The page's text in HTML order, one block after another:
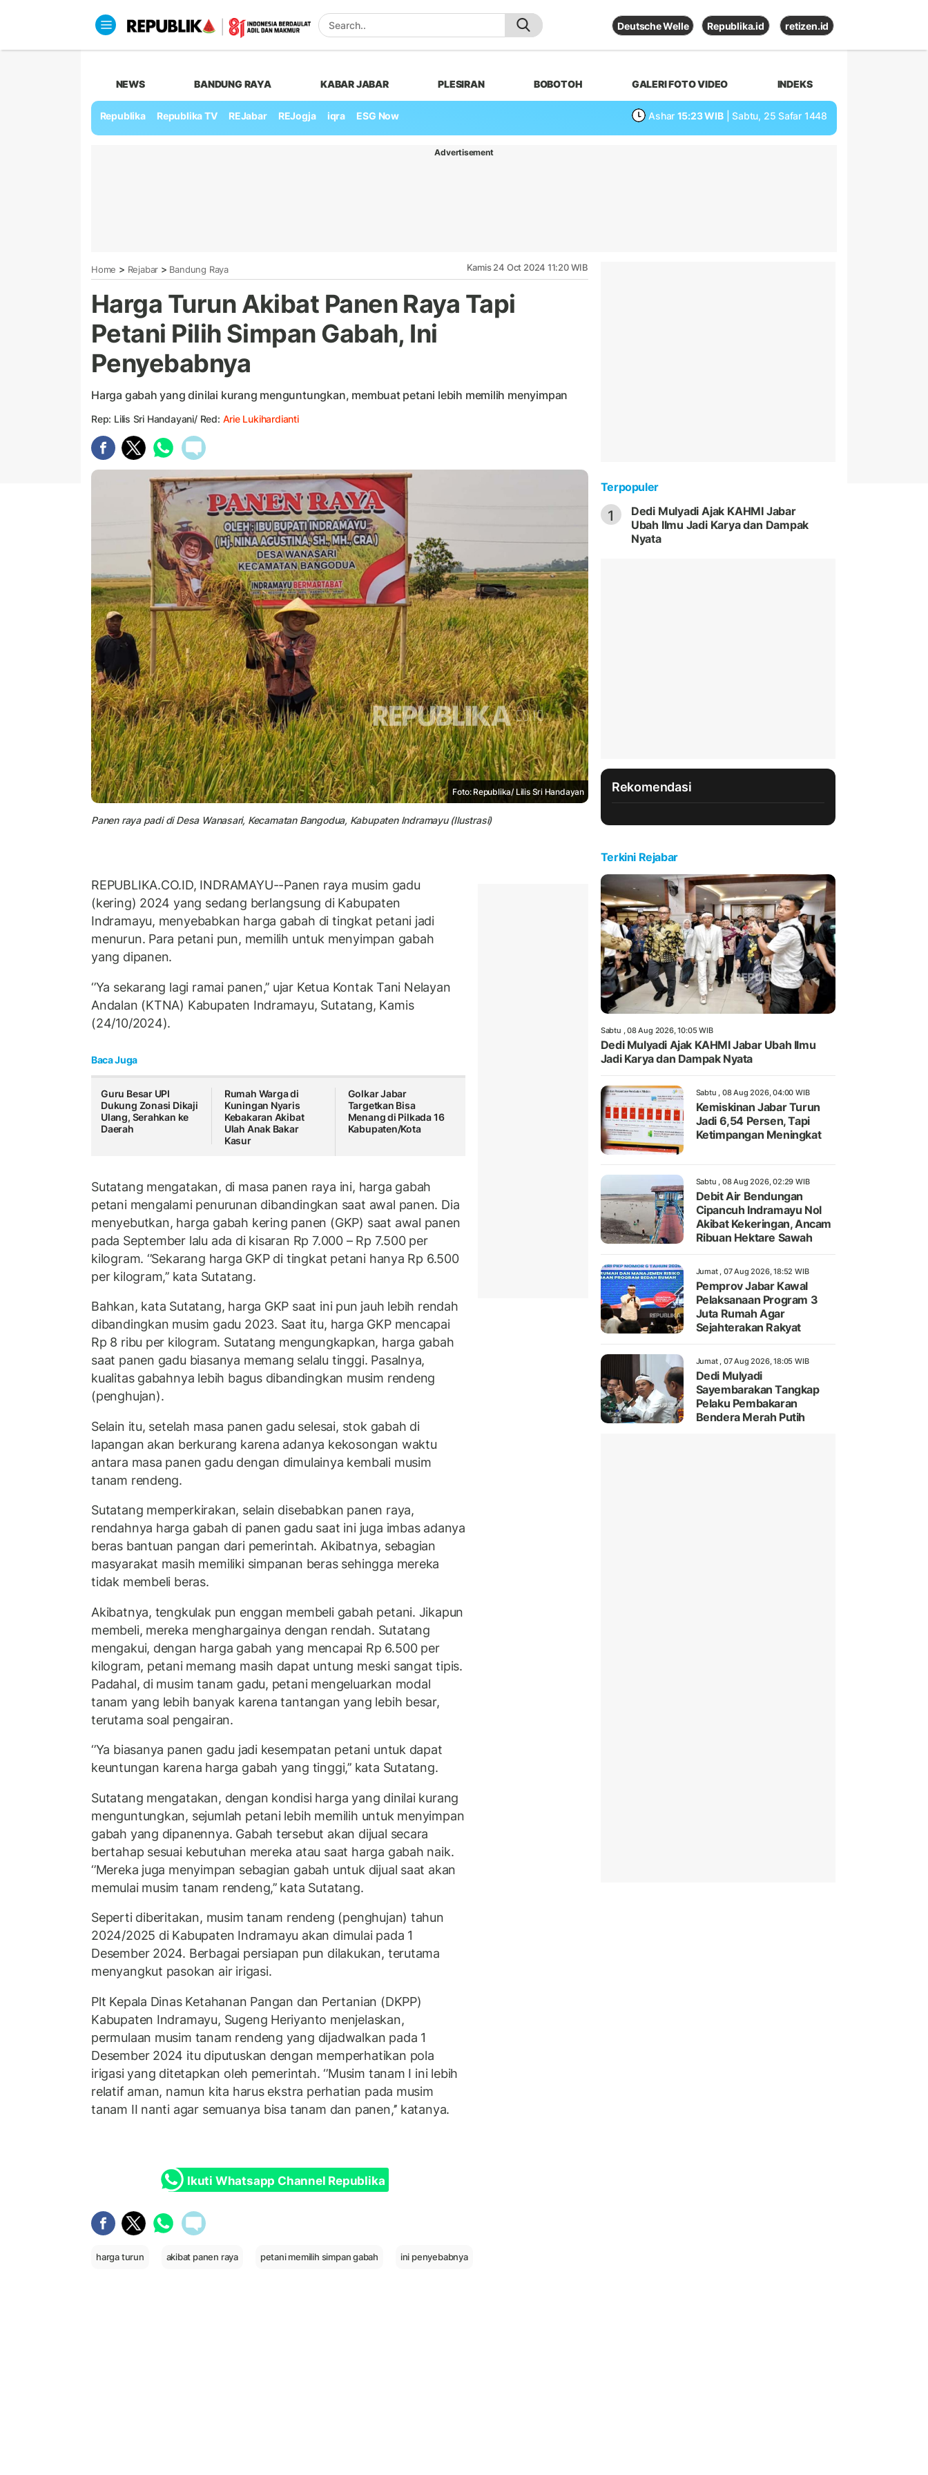
Deutsche Welle Republika.id retizen.id
NEWS BANDUNG RAYA KABAR JABAR PLESIRAN BOBOTOH GALERI FOTO VIDEO INDEKS
Republika Republika TV REJabar REJogja iqra ESG Now Ashar 15:23 WIB | Sabtu, 25 Safar 1448
Advertisement
Home > Rejabar > Bandung Raya Kamis 24 Oct 2024 11:20 WIB
Harga Turun Akibat Panen Raya Tapi
Petani Pilih Simpan Gabah, Ini
Penyebabnya
Harga gabah yang dinilai kurang menguntungkan, membuat petani lebih memilih menyimpan
Rep: Lilis Sri Handayani/ Red: Arie Lukihardianti
Foto: Republika/ Lilis Sri Handayan
Panen raya padi di Desa Wanasari, Kecamatan Bangodua, Kabupaten Indramayu (Ilustrasi)
REPUBLIKA.CO.ID, INDRAMAYU--Panen raya musim gadu
(kering) 2024 yang sedang berlangsung di Kabupaten
Indramayu, menyebabkan harga gabah di tingkat petani jadi
menurun. Para petani pun, memilih untuk menyimpan gabah
yang dipanen.
‘’Ya sekarang lagi ramai panen,’’ ujar Ketua Kontak Tani Nelayan
Andalan (KTNA) Kabupaten Indramayu, Sutatang, Kamis
(24/10/2024).
Baca Juga
Guru Besar UPI
Dukung Zonasi Dikaji
Ulang, Serahkan ke
Daerah
Rumah Warga di
Kuningan Nyaris
Kebakaran Akibat
Ulah Anak Bakar
Kasur
Golkar Jabar
Targetkan Bisa
Menang di Pilkada 16
Kabupaten/Kota
Sutatang mengatakan, di masa panen raya ini, harga gabah
petani mengalami penurunan dibandingkan saat awal panen. Dia
menyebutkan, harga gabah kering panen (GKP) saat awal panen
pada September lalu ada di kisaran Rp 7.000 – Rp 7.500 per
kilogram. ‘’Sekarang harga GKP di tingkat petani hanya Rp 6.500
per kilogram,’’ kata Sutatang.
Bahkan, kata Sutatang, harga GKP saat ini pun jauh lebih rendah
dibandingkan musim gadu 2023. Saat itu, harga GKP mencapai
Rp 8 ribu per kilogram. Sutatang mengungkapkan, harga gabah
saat panen gadu biasanya memang selalu tinggi. Pasalnya,
kualitas gabahnya lebih bagus dibandingkan musim rendeng
(penghujan).
Selain itu, setelah masa panen gadu selesai, stok gabah di
lapangan akan berkurang karena adanya kekosongan waktu
antara masa panen gadu dengan dimulainya kembali musim
tanam rendeng.
Sutatang memperkirakan, selain disebabkan panen raya,
rendahnya harga gabah di panen gadu saat ini juga imbas adanya
beras bantuan pangan dari pemerintah. Akibatnya, sebagian
masyarakat masih memiliki simpanan beras sehingga mereka
tidak membeli beras.
Akibatnya, tengkulak pun enggan membeli gabah petani. Jikapun
membeli, mereka menghargainya dengan rendah. Sutatang
mengakui, dengan harga gabah yang mencapai Rp 6.500 per
kilogram, petani memang masih dapat untung meski sangat tipis.
Padahal, di musim tanam gadu, petani mengeluarkan modal
tanam yang lebih banyak karena tantangan yang lebih besar,
terutama soal pengairan.
‘’Ya biasanya panen gadu jadi kesempatan petani untuk dapat
keuntungan karena harga gabah yang tinggi,’’ kata Sutatang.
Sutatang mengatakan, dengan kondisi harga yang dinilai kurang
menguntungkan, sejumlah petani lebih memilih untuk menyimpan
gabah yang dipanennya. Gabah tersebut akan dijual secara
bertahap sesuai kebutuhan mereka atau saat harga gabah naik.
‘’Mereka juga menyimpan sebagian gabah untuk dijual saat akan
memulai musim tanam rendeng,’’ kata Sutatang.
Seperti diberitakan, musim tanam rendeng (penghujan) tahun
2024/2025 di Kabupaten Indramayu akan dimulai pada 1
Desember 2024. Berbagai persiapan pun dilakukan, terutama
menyangkut pasokan air irigasi.
Plt Kepala Dinas Ketahanan Pangan dan Pertanian (DKPP)
Kabupaten Indramayu, Sugeng Heriyanto menjelaskan,
permulaan musim tanam rendeng yang dijadwalkan pada 1
Desember 2024 itu diputuskan dengan memperhatikan pola
irigasi yang ditetapkan oleh pemerintah. ‘’Musim tanam I ini lebih
relatif aman, namun kita harus ekstra perhatian pada musim
tanam II nanti agar semuanya bisa tanam dan panen,’’ katanya.
Ikuti Whatsapp Channel Republika
harga turun akibat panen raya petani memilih simpan gabah ini penyebabnya
Terpopuler
1
Dedi Mulyadi Ajak KAHMI Jabar
Ubah Ilmu Jadi Karya dan Dampak
Nyata
Rekomendasi
Terkini Rejabar
Sabtu , 08 Aug 2026, 10:05 WIB
Dedi Mulyadi Ajak KAHMI Jabar Ubah Ilmu
Jadi Karya dan Dampak Nyata
Sabtu , 08 Aug 2026, 04:00 WIB
Kemiskinan Jabar Turun
Jadi 6,54 Persen, Tapi
Ketimpangan Meningkat
Sabtu , 08 Aug 2026, 02:29 WIB
Debit Air Bendungan
Cipancuh Indramayu Nol
Akibat Kekeringan, Ancam
Ribuan Hektare Sawah
Jumat , 07 Aug 2026, 18:52 WIB
Pemprov Jabar Kawal
Pelaksanaan Program 3
Juta Rumah Agar
Sejahterakan Rakyat
Jumat , 07 Aug 2026, 18:05 WIB
Dedi Mulyadi
Sayembarakan Tangkap
Pelaku Pembakaran
Bendera Merah Putih